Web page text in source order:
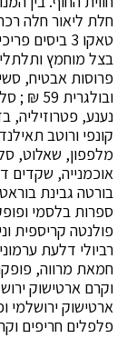
טאקו 3
פרוסות אבטיח,
נענע, פטרוזיליה,
מלפפון, שאלוט,
בורטה גבינת
רביולי דלעת
וקרם ארטישוק
פלפלים חריפים וקרם